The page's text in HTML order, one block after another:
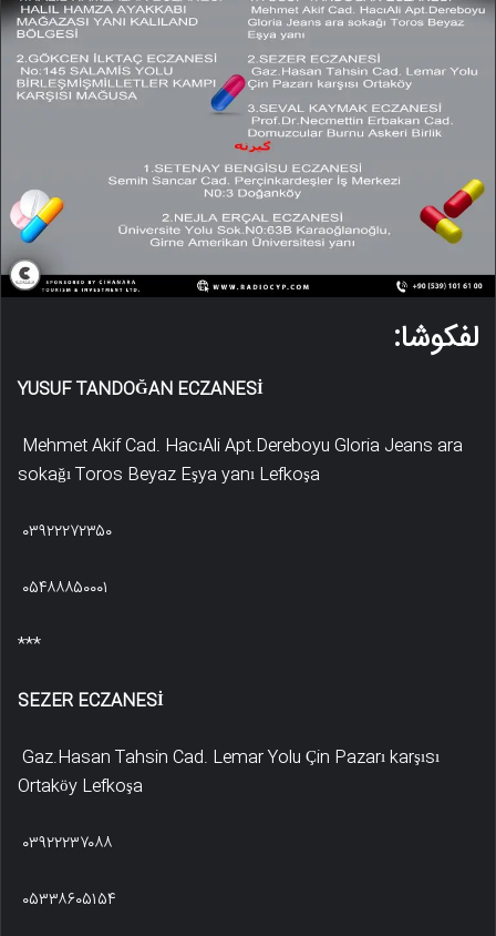
لفکوشا:
YUSUF TANDOĞAN ECZANESİ
Mehmet Akif Cad. HacıAli Apt.Dereboyu Gloria Jeans ara
sokağı Toros Beyaz Eşya yanı Lefkoşa
۰۳۹۲۲۲۷۲۳۵۰
۰۵۴۸۸۸۵۰۰۰۱
***
SEZER ECZANESİ
Gaz.Hasan Tahsin Cad. Lemar Yolu Çin Pazarı karşısı
Ortaköy Lefkoşa
۰۳۹۲۲۲۳۷۰۸۸
۰۵۳۳۸۶۰۵۱۵۴